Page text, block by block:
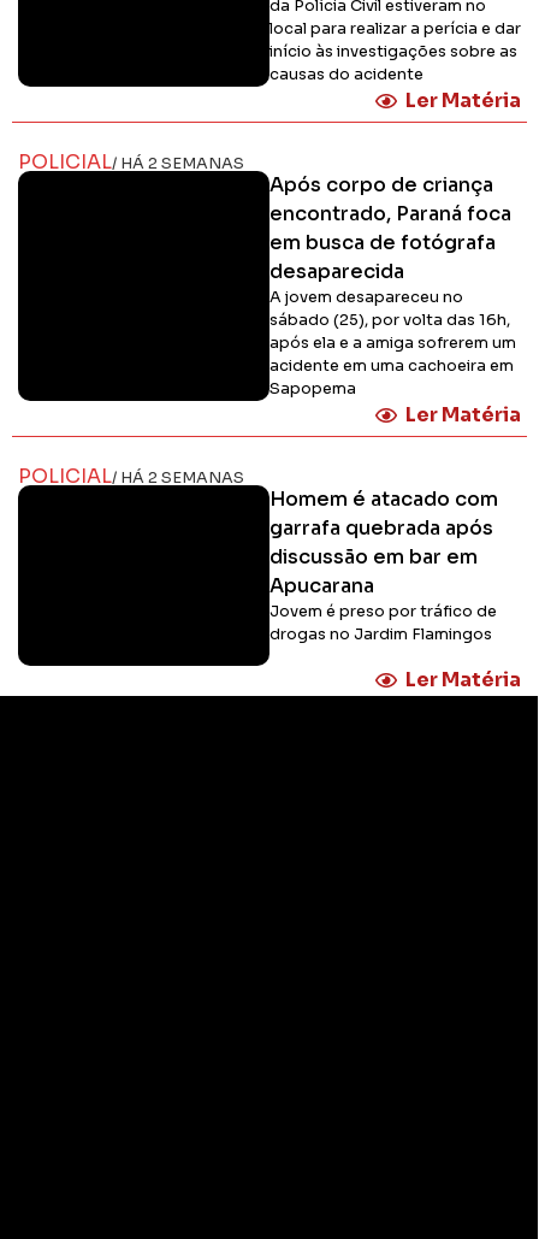
da Polícia Civil estiveram no
local para realizar a perícia e dar
início às investigações sobre as
causas do acidente
Ler Matéria
POLICIAL/ HÁ 2 SEMANAS
Após corpo de criança
encontrado, Paraná foca
em busca de fotógrafa
desaparecida
A jovem desapareceu no
sábado (25), por volta das 16h,
após ela e a amiga sofrerem um
acidente em uma cachoeira em
Sapopema
Ler Matéria
POLICIAL/ HÁ 2 SEMANAS
Homem é atacado com
garrafa quebrada após
discussão em bar em
Apucarana
Jovem é preso por tráfico de
drogas no Jardim Flamingos
Ler Matéria